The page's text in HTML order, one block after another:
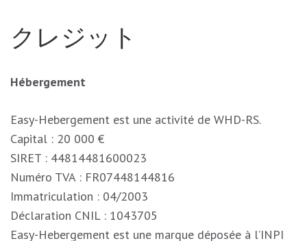
クレジット
Hébergement
Easy-Hebergement est une activité de WHD-RS.
Capital : 20 000 €
SIRET : 44814481600023
Numéro TVA : FR07448144816
Immatriculation : 04/2003
Déclaration CNIL : 1043705
Easy-Hebergement est une marque déposée à l’INPI